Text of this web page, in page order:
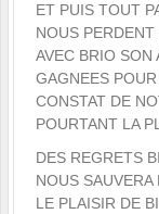
ET PUIS TOUT
NOUS
AVEC BRIO SON
GAGNEES
CONSTAT DE
POURTANT LA
DES REGRETS
NOUS
LE PLAISIR DE